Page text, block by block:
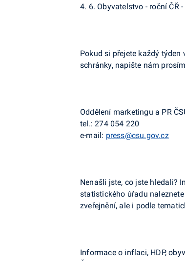
4. 6. Obyvatelstvo - roční ČŘ
Pokud si přejete každý
schránky, napište nám
Oddělení marketingu a PR
tel.:274 054 220
e-mail: press@csu.gov.cz
Nenašli jste, co jste hledali?
statistického úřadu
zveřejnění, ale i podle
Informace o inflaci, HDP,